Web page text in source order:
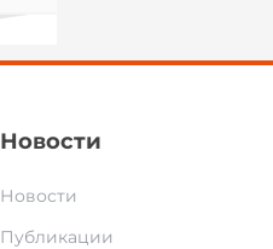
Новости
Новости
Публикации